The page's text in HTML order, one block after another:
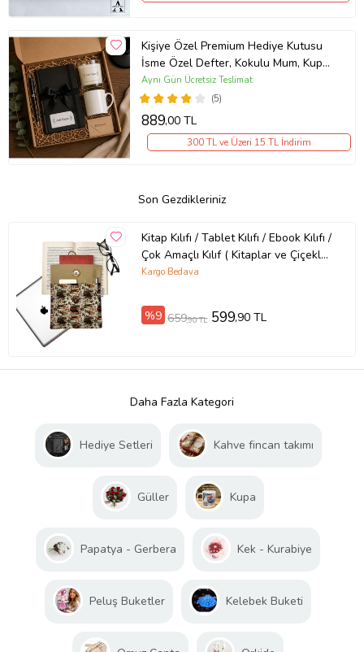
Kişiye Özel Premium Hediye Kutusu
İsme Özel Defter, Kokulu Mum, Kupa
ve Kalem
(5)
Aynı Gün Ücretsiz Teslimat
889,00 TL
300 TL ve Üzeri 15 TL İndirim
Son Gezdikleriniz
Kitap Kılıfı / Tablet Kılıfı / Ebook Kılıfı /
Çok Amaçlı Kılıf ( Kitaplar ve Çiçekler
)Kargo Bedava
%9 659,90 TL 599,90 TL
Daha Fazla Kategori
Hediye Setleri Kahve fincan takımı
Güller Kupa
Papatya - Gerbera Kek - Kurabiye
Peluş Buketler Kelebek Buketi